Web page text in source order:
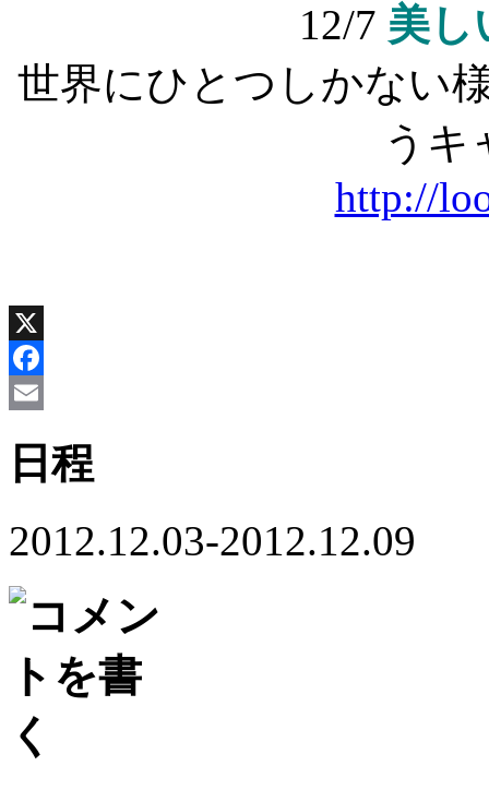
12/7 美
世界にひとつしかな
う
http://
X
Facebook
日程
2012.12.03-2012.12.09